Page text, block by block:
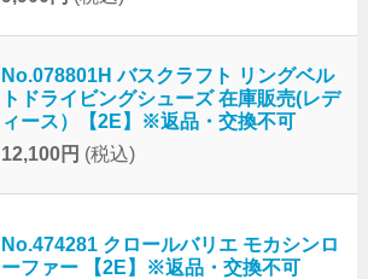
No.078801H バスクラフト リングベル
トドライビングシューズ 在庫販売(レデ
ィース）【2E】※返品・交換不可
12,100円 (税込)
No.474281 クロールバリエ モカシンロ
ーファー 【2E】※返品・交換不可